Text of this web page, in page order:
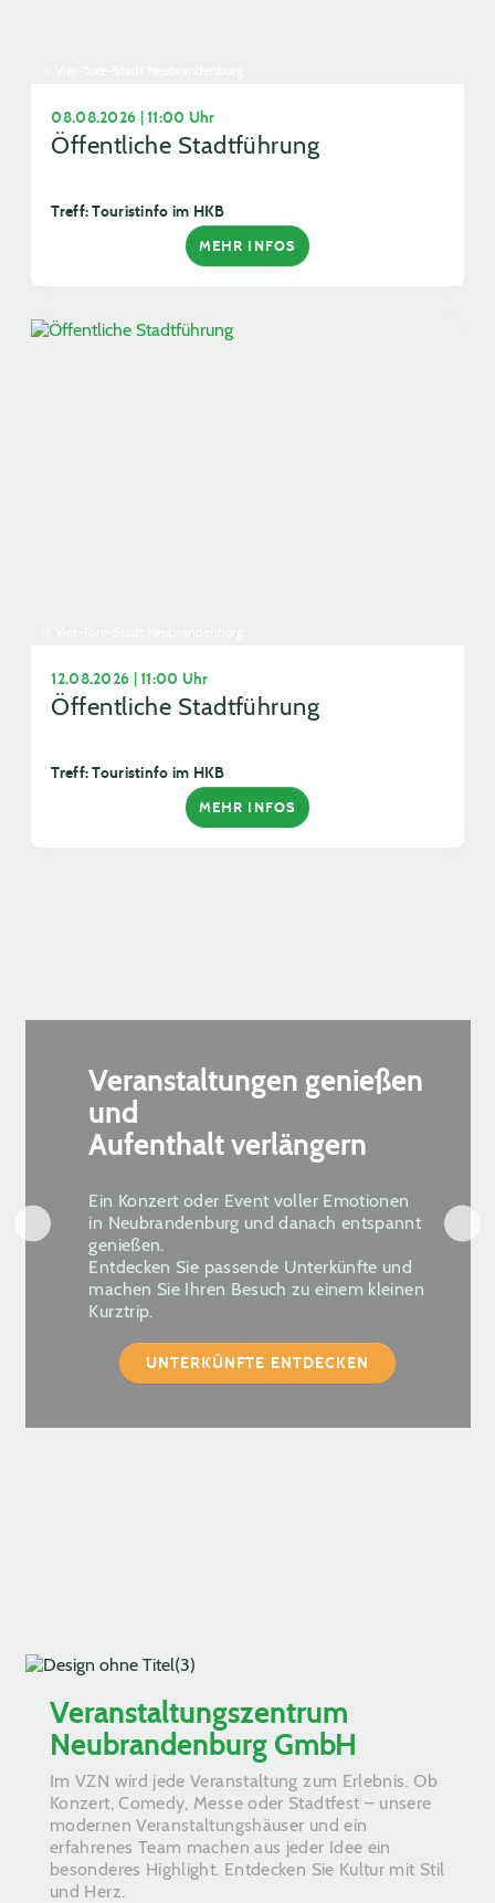
08.08.2026 | 11:00 Uhr
Öffentliche Stadtführung
Treff: Touristinfo im HKB
MEHR INFOS
12.08.2026 | 11:00 Uhr
Öffentliche Stadtführung
Treff: Touristinfo im HKB
MEHR INFOS
Veranstaltungen genießen
und
Aufenthalt verlängern
Ein Konzert oder Event voller Emotionen
in Neubrandenburg und danach entspannt
genießen.
Entdecken Sie passende Unterkünfte und
machen Sie Ihren Besuch zu einem kleinen
Kurztrip.
UNTERKÜNFTE ENTDECKEN
Veranstaltungszentrum
Neubrandenburg GmbH
Im VZN wird jede Veranstaltung zum Erlebnis. Ob
Konzert, Comedy, Messe oder Stadtfest – unsere
modernen Veranstaltungshäuser und ein
erfahrenes Team machen aus jeder Idee ein
besonderes Highlight. Entdecken Sie Kultur mit Stil
und Herz.